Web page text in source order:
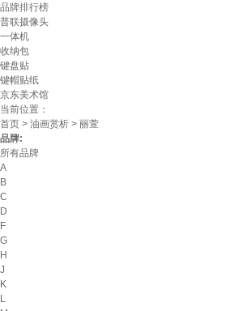
品牌排行榜
普联摄像头
一体机
收纳包
键盘贴
键帽贴纸
京东美术馆
当前位置：
首页 > 油画赏析 > 丽萱
品牌:
所有品牌
A
B
C
D
F
G
H
J
K
L